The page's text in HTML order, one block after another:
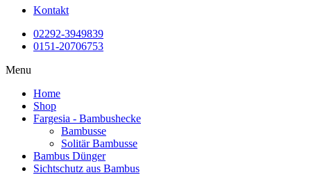
Kontakt
02292-3949839
0151-20706753
Menu
Home
Shop
Fargesia - Bambushecke
Bambusse
Solitär Bambusse
Bambus Dünger
Sichtschutz aus Bambus